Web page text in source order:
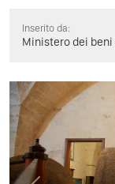
Inserito da:
Ministero dei